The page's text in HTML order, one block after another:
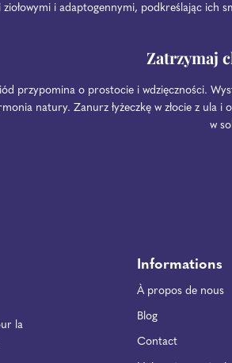
i adaptogennymi, podkreślając ich
Zatrzymaj
przypomina o prostocie i wdzięczności.
natury. Zanurz łyżeczkę w złocie z
w
la
Informations
À propos de nous
Blog
Contact